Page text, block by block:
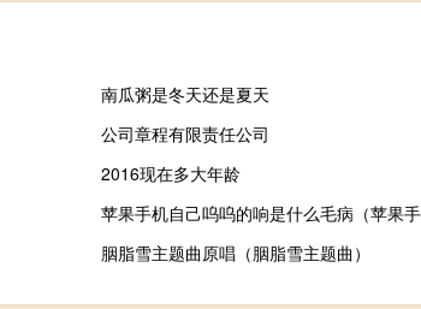
南瓜粥是冬天还是夏天
公司章程有限责任公司
2016现在多大年龄
苹果手机自己呜呜的响是什么毛病（苹果手
胭脂雪主题曲原唱（胭脂雪主题曲）